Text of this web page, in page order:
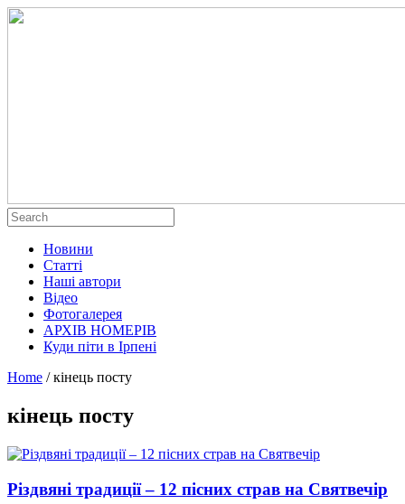
Новини
Статті
Наші автори
Відео
Фотогалерея
АРХІВ НОМЕРІВ
Куди піти в Ірпені
Home / кінець посту
кінець посту
Різдвяні традиції – 12 пісних страв на Святвечір